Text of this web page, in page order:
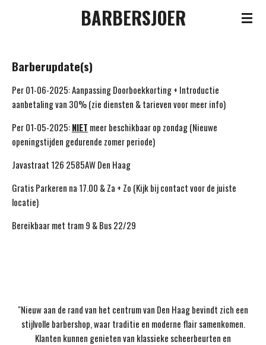
hoofdinhoud
BARBERSJOER
Barberupdate(s)
Per 01-06-2025: Aanpassing Doorboekkorting + Introductie
aanbetaling van 30% (zie diensten & tarieven voor meer info)
Per 01-05-2025:NIET meer beschikbaar op zondag (Nieuwe
openingstijden gedurende zomer periode)
Javastraat 126 2585AW Den Haag
Gratis Parkeren na 17.00 & Za + Zo (Kijk bij contact voor de juiste
locatie)
Bereikbaar met tram 9 & Bus 22/29
"Nieuw aan de rand van het centrum van Den Haag bevindt zich een
stijlvolle barbershop, waar traditie en moderne flair samenkomen.
Klanten kunnen genieten van klassieke scheerbeurten en